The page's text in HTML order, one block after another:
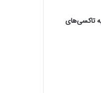
تاکسی‌های